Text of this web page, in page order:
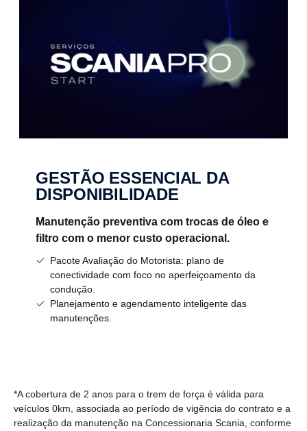
GESTÃO ESSENCIAL DA
DISPONIBILIDADE
Manutenção preventiva com trocas de óleo e
filtro com o menor custo operacional.
Pacote Avaliação do Motorista: plano de
conectividade com foco no aperfeiçoamento da
condução.
Planejamento e agendamento inteligente das
manutenções.
*A cobertura de 2 anos para o trem de força é válida para
veículos 0km, associada ao período de vigência do contrato e a
realização da manutenção na Concessionaria Scania, conforme